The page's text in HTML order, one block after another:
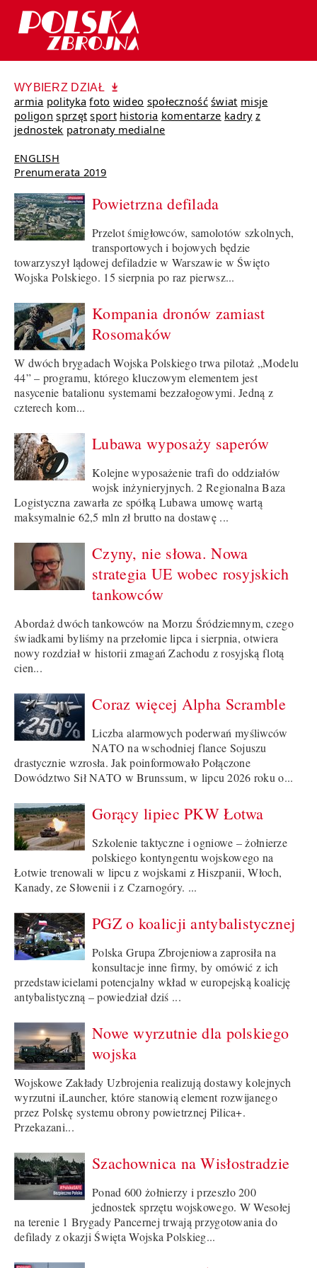
WYBIERZ DZIAŁ
armia polityka foto wideo społeczność świat misje
poligon sprzęt sport historia komentarze kadry z
jednostek patronaty medialne
ENGLISH
Prenumerata 2019
Powietrzna defilada
Przelot śmigłowców, samolotów szkolnych,
transportowych i bojowych będzie
towarzyszył lądowej defiladzie w Warszawie w Święto
Wojska Polskiego. 15 sierpnia po raz pierwsz...
Kompania dronów zamiast
Rosomaków
W dwóch brygadach Wojska Polskiego trwa pilotaż „Modelu
44” – programu, którego kluczowym elementem jest
nasycenie batalionu systemami bezzałogowymi. Jedną z
czterech kom...
Lubawa wyposaży saperów
Kolejne wyposażenie trafi do oddziałów
wojsk inżynieryjnych. 2 Regionalna Baza
Logistyczna zawarła ze spółką Lubawa umowę wartą
maksymalnie 62,5 mln zł brutto na dostawę ...
Czyny, nie słowa. Nowa
strategia UE wobec rosyjskich
tankowców
Abordaż dwóch tankowców na Morzu Śródziemnym, czego
świadkami byliśmy na przełomie lipca i sierpnia, otwiera
nowy rozdział w historii zmagań Zachodu z rosyjską flotą
cien...
Coraz więcej Alpha Scramble
Liczba alarmowych poderwań myśliwców
NATO na wschodniej flance Sojuszu
drastycznie wzrosła. Jak poinformowało Połączone
Dowództwo Sił NATO w Brunssum, w lipcu 2026 roku o...
Gorący lipiec PKW Łotwa
Szkolenie taktyczne i ogniowe – żołnierze
polskiego kontyngentu wojskowego na
Łotwie trenowali w lipcu z wojskami z Hiszpanii, Włoch,
Kanady, ze Słowenii i z Czarnogóry. ...
PGZ o koalicji antybalistycznej
Polska Grupa Zbrojeniowa zaprosiła na
konsultacje inne firmy, by omówić z ich
przedstawicielami potencjalny wkład w europejską koalicję
antybalistyczną – powiedział dziś ...
Nowe wyrzutnie dla polskiego
wojska
Wojskowe Zakłady Uzbrojenia realizują dostawy kolejnych
wyrzutni iLauncher, które stanowią element rozwijanego
przez Polskę systemu obrony powietrznej Pilica+.
Przekazani...
Szachownica na Wisłostradzie
Ponad 600 żołnierzy i przeszło 200
jednostek sprzętu wojskowego. W Wesołej
na terenie 1 Brygady Pancernej trwają przygotowania do
defilady z okazji Święta Wojska Polskieg...